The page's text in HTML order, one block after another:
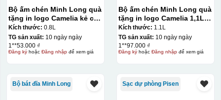
Bộ ấm chén Minh Long quà
tặng in logo Camelia kẻ chỉ
vàng 800ml KQ-ACML14
Kích thước: 0.8L
TG sản xuất: 10 ngày ngày
1**53.000 ₫
Đăng kýhoặc Đăng nhậpđể xem giá
Bộ ấm chén Minh Long quà
tặng in logo Camelia 1,1L
KQ-ACML12
Kích thước: 1.1L
TG sản xuất: 10 ngày ngày
1**97.000 ₫
Đăng kýhoặc Đăng nhậpđể xem giá
Bộ bát đĩa Minh Long Sạc dự phòng Pisen